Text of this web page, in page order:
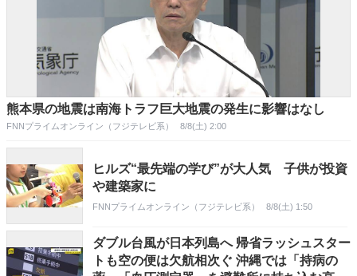
熊本県の地震は南海トラフ巨大地震の発生に影響はなし
FNNプライムオンライン（フジテレビ系） 8/8(土) 2:00
ヒルズ“最先端の学び”が大人気 子供が投資
や建築家に
FNNプライムオンライン（フジテレビ系） 8/8(土) 1:50
ダブル台風が日本列島へ 帰省ラッシュスター
トも空の便は欠航相次ぐ 沖縄では「持病の